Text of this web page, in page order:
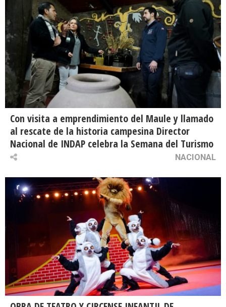
Con visita a emprendimiento del Maule y llamado
al rescate de la historia campesina Director
Nacional de INDAP celebra la Semana del Turismo
NACIONAL